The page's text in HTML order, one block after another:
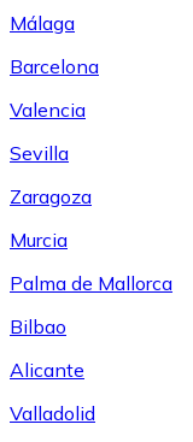
Málaga
Barcelona
Valencia
Sevilla
Zaragoza
Murcia
Palma de Mallorca
Bilbao
Alicante
Valladolid